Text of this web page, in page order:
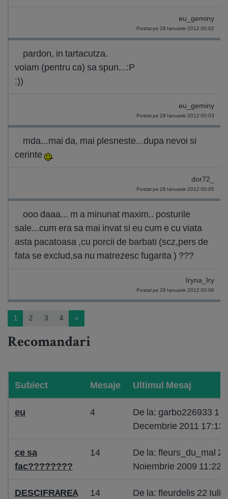
eu_geminy
Postat pe 28 Ianuarie 2012 00:02
pardon, in tartacutza.
voiam (pentru ca) sa spun...:P
:))
eu_geminy
Postat pe 28 Ianuarie 2012 00:03
mda...mai da, mai plesneste...dupa nevoi si
cerinte
dor72_
Postat pe 28 Ianuarie 2012 00:05
ooo daaa... m a minunat maxim.. posturile
sale...cum era sa mai invat si eu cum e cu viata
asta pacatoasa ,cu porcii de barbati (scz,pers de
fata se exclud,sa nu matrezesc fugarita ) ???
Iryna_Iry
Postat pe 28 Ianuarie 2012 00:06
1 2 3 4 »
Recomandari
Subiect Mesaje Ultimul Mesaj
eu 4
De la: garbo226933 1
Decembrie 2011 17:13
ce sa
fac????????
14
De la: fleurs_du_mal 22
Noiembrie 2009 11:22
DESCIFRAREA
14
De la: fleurdelis 22 Iulie